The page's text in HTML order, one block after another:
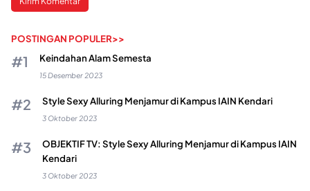
POSTINGAN POPULER>>
Keindahan Alam Semesta
15 Desember 2023
Style Sexy Alluring Menjamur di Kampus IAIN Kendari
3 Oktober 2023
OBJEKTIF TV: Style Sexy Alluring Menjamur di Kampus IAIN
Kendari
3 Oktober 2023